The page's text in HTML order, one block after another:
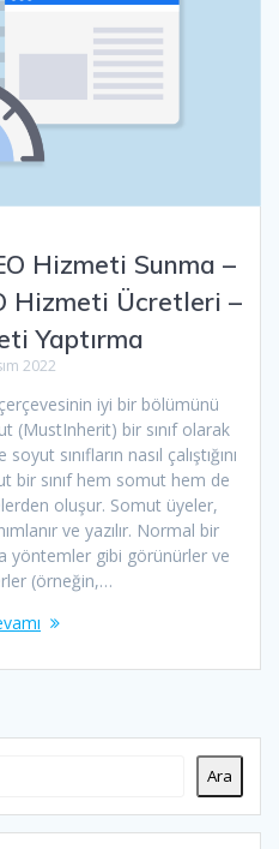
Hizmeti Sunma –
Hizmeti Ücretleri –
Yaptırma
2022
iyi bir bölümünü
(MustInherit) bir sınıf olarak
sınıfların nasıl çalıştığını
bir sınıf hem somut hem de
oluşur. Somut üyeler,
ve yazılır. Normal bir
yöntemler gibi görünürler ve
(örneğin,…
Ara